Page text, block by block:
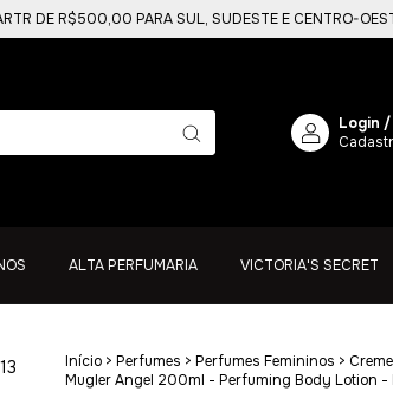
PARA SUL, SUDESTE E CENTRO-OESTE
Login /
ALTA PERFUMARIA VICTORIA'S SECRET
13 Início > Perfumes > Perfumes Femininos >
Mugler Angel 200ml - Perfuming Body Lotion -